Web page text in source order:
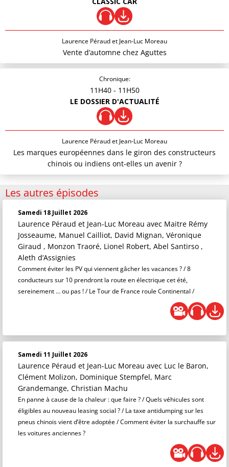
Laurence Péraud et Jean-Luc Moreau
Vente d’automne chez Aguttes
Chronique:
11H40 - 11H50
LE DOSSIER D'ACTUALITÉ
Laurence Péraud et Jean-Luc Moreau
Les marques européennes dans le giron des constructeurs
chinois ou indiens ont-elles un avenir ?
Les autres épisodes
Samedi 18 Juillet 2026
Laurence Péraud et Jean-Luc Moreau avec Maitre Rémy
Josseaume, Manuel Cailliot, David Mignan, Véronique
Giraud , Monzon Traoré, Lionel Robert, Abel Santirso ,
Aleth d’Assignies
Comment éviter les PV qui viennent gâcher les vacances ? / 8
conducteurs sur 10 prendront la route en électrique cet été,
sereinement … ou pas ! / Le Tour de France roule Continental /
Samedi 11 Juillet 2026
Laurence Péraud et Jean-Luc Moreau avec Luc le Baron,
Clément Molizon, Dominique Stempfel, Marc
Grandemange, Christian Machu
En panne à cause de la chaleur : que faire ? / Quels véhicules sont
éligibles au nouveau leasing social ? / La taxe antidumping sur les
pneus chinois vient d’être adoptée / Comment éviter la surchauffe sur
les voitures anciennes ?